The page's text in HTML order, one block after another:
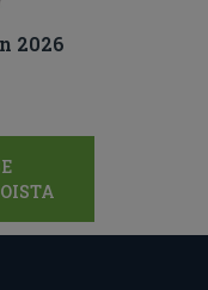
2026